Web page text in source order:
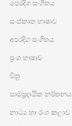
පෙරදිග සංගීතය
සංස්කෘත භාෂාව
අපරදිග සංගීතය
ප්‍රංශ භාෂාව
චිත්‍ර
සාම්ප්‍රදායික නර්තනය
නාට්‍ය හා රංග කලාව